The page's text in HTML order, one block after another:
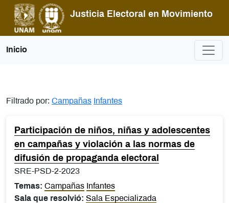
Justicia Electoral en Movimiento
Inicio
Filtrado por: Campañas Infantes
Participación de niños, niñas y adolescentes
en campañas y violación a las normas de
difusión de propaganda electoral
SRE-PSD-2-2023
Temas: Campañas Infantes
Sala que resolvió: Sala Especializada